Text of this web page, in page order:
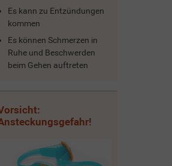
Es kann zu Entzündungen
kommen
Es können Schmerzen in
Ruhe und Beschwerden
beim Gehen auftreten